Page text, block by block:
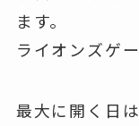
ます。
ライオンズゲ
最大に開く日